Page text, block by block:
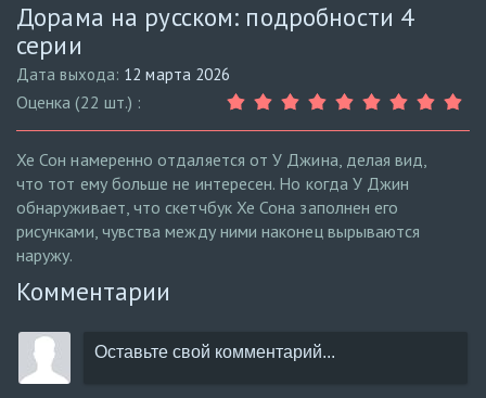
Дорама на русском: подробности 4
серии
Дата выхода: 12 марта 2026
Оценка (22 шт.) :
Хе Сон намеренно отдаляется от У Джина, делая вид,
что тот ему больше не интересен. Но когда У Джин
обнаруживает, что скетчбук Хе Сона заполнен его
рисунками, чувства между ними наконец вырываются
наружу.
Комментарии